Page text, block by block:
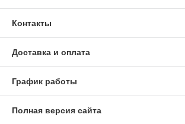
Контакты
Доставка и оплата
График работы
Полная версия сайта